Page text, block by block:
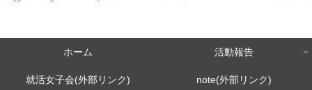
ホーム 活動報告
就活女子会(外部リンク) note(外部リンク)